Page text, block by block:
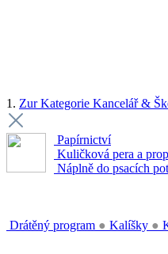
1. Zur Kategorie Kancelář &
Papírnictví
Kuličková pera a
Náplně do psacích
Drátěný program ● Kalíšky ●